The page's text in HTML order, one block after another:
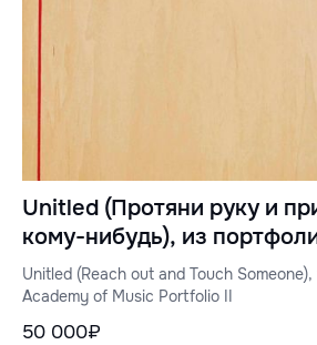
Unitled (Протяни руку и
кому-нибудь), из
Бруклинской академии
Unitled (Reach out and Touch
Academy of Music Portfolio II
50 000₽